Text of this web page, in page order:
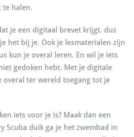
te halen.
je een digitaal brevet krijgt. dus
het bij je. Ook je lesmaterialen zijn
kun je overal leren. En wil je iets
gedoken hebt. Met je digitale
overal ter wereld toegang tot je
iets voor je is? Maak dan een
Scuba duik ga je het zwembad in